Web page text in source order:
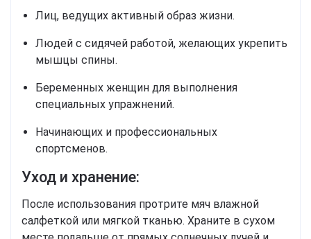
Лиц, ведущих активный образ жизни.
Людей с сидячей работой, желающих укрепить
мышцы спины.
Беременных женщин для выполнения
специальных упражнений.
Начинающих и профессиональных
спортсменов.
Уход и хранение:
После использования протрите мяч влажной
салфеткой или мягкой тканью. Храните в сухом